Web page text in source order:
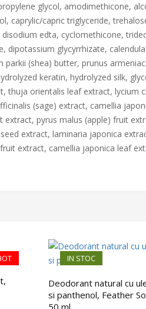
glycol, amodimethicone,
caprylic/capric triglyceride,
edta, cyclomethicone,
dipotassium glycyrrhizate,
(shea) butter, prunus
keratin, hydrolyzed silk,
thuja orientalis leaf extract, lycium
(sage) extract, camellia
pyrus malus (apple) fruit
extract, laminaria japonica
extract, camellia japonica leaf
IN STOC
Deodorant natural cu
si panthenol, Feather
50 ml